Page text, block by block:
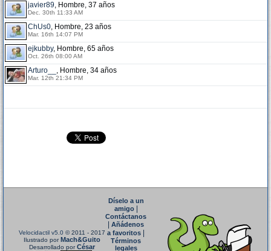
javier89, Hombre, 37 años
Dec. 30th 11:33 AM
ChUs0, Hombre, 23 años
Mar. 16th 14:07 PM
ejkubby, Hombre, 65 años
Oct. 26th 08:00 AM
Arturo__ , Hombre, 34 años
Mar. 12th 21:34 PM
Velocidactil v5.0 © 2011 - 2017
Ilustrado porMach&Guito
Desarrollado porCésar
Díselo a un
amigo|
Contáctanos
Añádenos
a favoritos
Términos
legales